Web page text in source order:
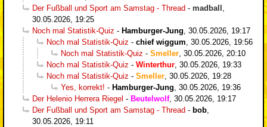
Der Fußball und Sport am Samstag - Thread - madball
30.05.2026, 19:25
Noch mal Statistik-Quiz - Hamburger-Jung 30.05.2026, 19:17
Noch mal Statistik-Quiz - chief wiggum 30.05.2026, 19:56
Noch mal Statistik-Quiz - Smeller 30.05.2026, 20:10
Noch mal Statistik-Quiz - Winterthur 30.05.2026, 19:33
Noch mal Statistik-Quiz - Smeller 30.05.2026, 19:28
Yes, korrekt! - Hamburger-Jung 30.05.2026, 19:36
Der Helenio Herrera Riegel - Beutelwolf, 30.05.2026, 19:17
Der Fußball und Sport am Samstag - Thread - bob
30.05.2026, 19:11